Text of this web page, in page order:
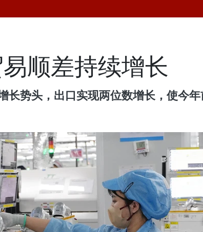
顺差持续增长
长势头，出口实现两位数增长，使今年